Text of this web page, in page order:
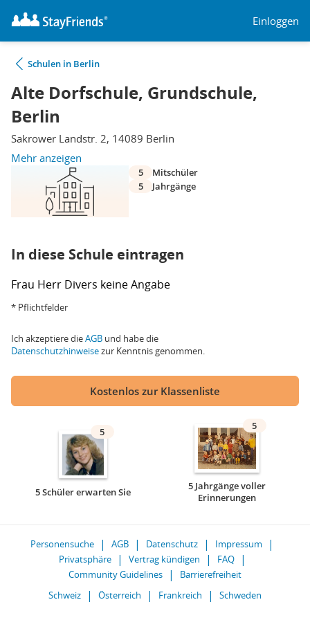
Einloggen
Schulen in Berlin
Alte Dorfschule, Grundschule,
Berlin
Sakrower Landstr. 2, 14089 Berlin
Mehr anzeigen
5
Mitschüler
5
Jahrgänge
In diese Schule eintragen
Frau Herr Divers keine Angabe
* Pflichtfelder
Ich akzeptiere dieAGB und habe die
Datenschutzhinweisezur Kenntnis genommen.
Kostenlos zur Klassenliste
5
5 Schüler erwarten Sie
5
5 Jahrgänge voller
Erinnerungen
Personensuche AGB Datenschutz
Impressum
Privatsphäre
Vertrag kündigen
FAQ
Community Guidelines
Barrierefreiheit
Schweiz
Österreich Frankreich Schweden